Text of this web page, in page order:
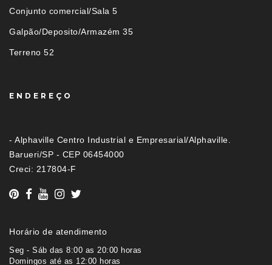
Conjunto comercial/Sala 5
Galpão/Deposito/Armazém 35
Terreno 52
ENDEREÇO
- Alphaville Centro Industrial e Empresarial/Alphaville.
Barueri/SP - CEP 06454000
Creci: 217804-F
Horário de atendimento
Seg - Sáb das 8:00 as 20:00 horas
Domingos até as 12:00 horas